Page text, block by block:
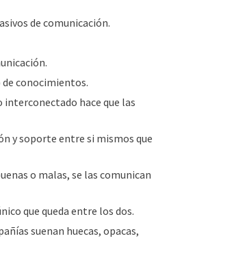
de comunicación.
de conocimientos.
hace que las
y soporte entre si mismos que
o malas, se las comunican
que queda entre los dos.
suenan huecas, opacas,